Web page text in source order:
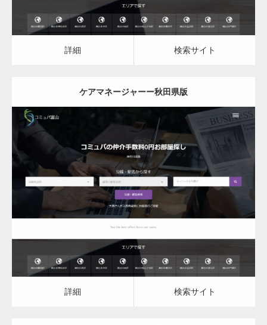
詳細 検索サイト
ケアマネージャーー秋田県版
更新日： 2023.03.10
ケアマネージャー ケアマネージャー
詳細 検索サイト
詳細 検索サイト